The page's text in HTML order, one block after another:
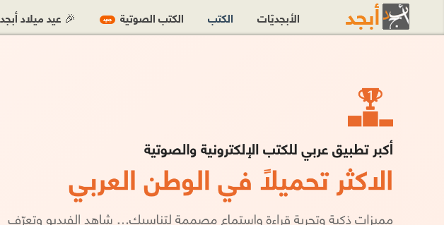
الأبجديّات الكتب الكتب الصوتية جديد 🎉 عيد ميلاد أبجد